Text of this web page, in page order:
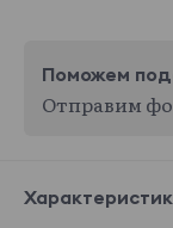
Поможем
Отправим